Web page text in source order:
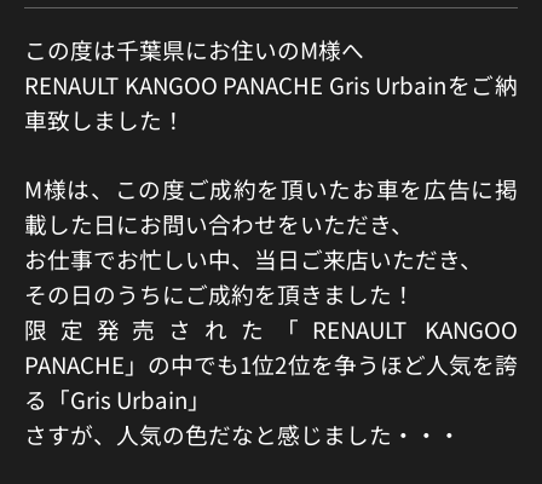
この度は千葉県にお住いのM様へ
RENAULT KANGOO PANACHE Gris Urbainをご納
車致しました！
M様は、この度ご成約を頂いたお車を広告に掲
載した日にお問い合わせをいただき、
お仕事でお忙しい中、当日ご来店いただき、
その日のうちにご成約を頂きました！
限定発売された「RENAULT KANGOO
PANACHE」の中でも1位2位を争うほど人気を誇
る「Gris Urbain」
さすが、人気の色だなと感じました・・・